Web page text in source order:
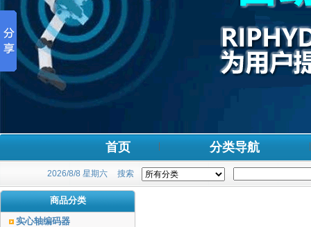
首页 分类导航
2026/8/8 星期六 搜索
商品分类
实心轴编码器